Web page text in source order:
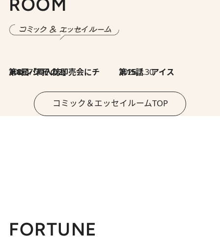
ROOM
2026.7.30
第8回「同人誌即売会にチャレンジ その2」 2026.7.30
第15話 アイス
コミック＆エッセイルームTOP
FORTUNE